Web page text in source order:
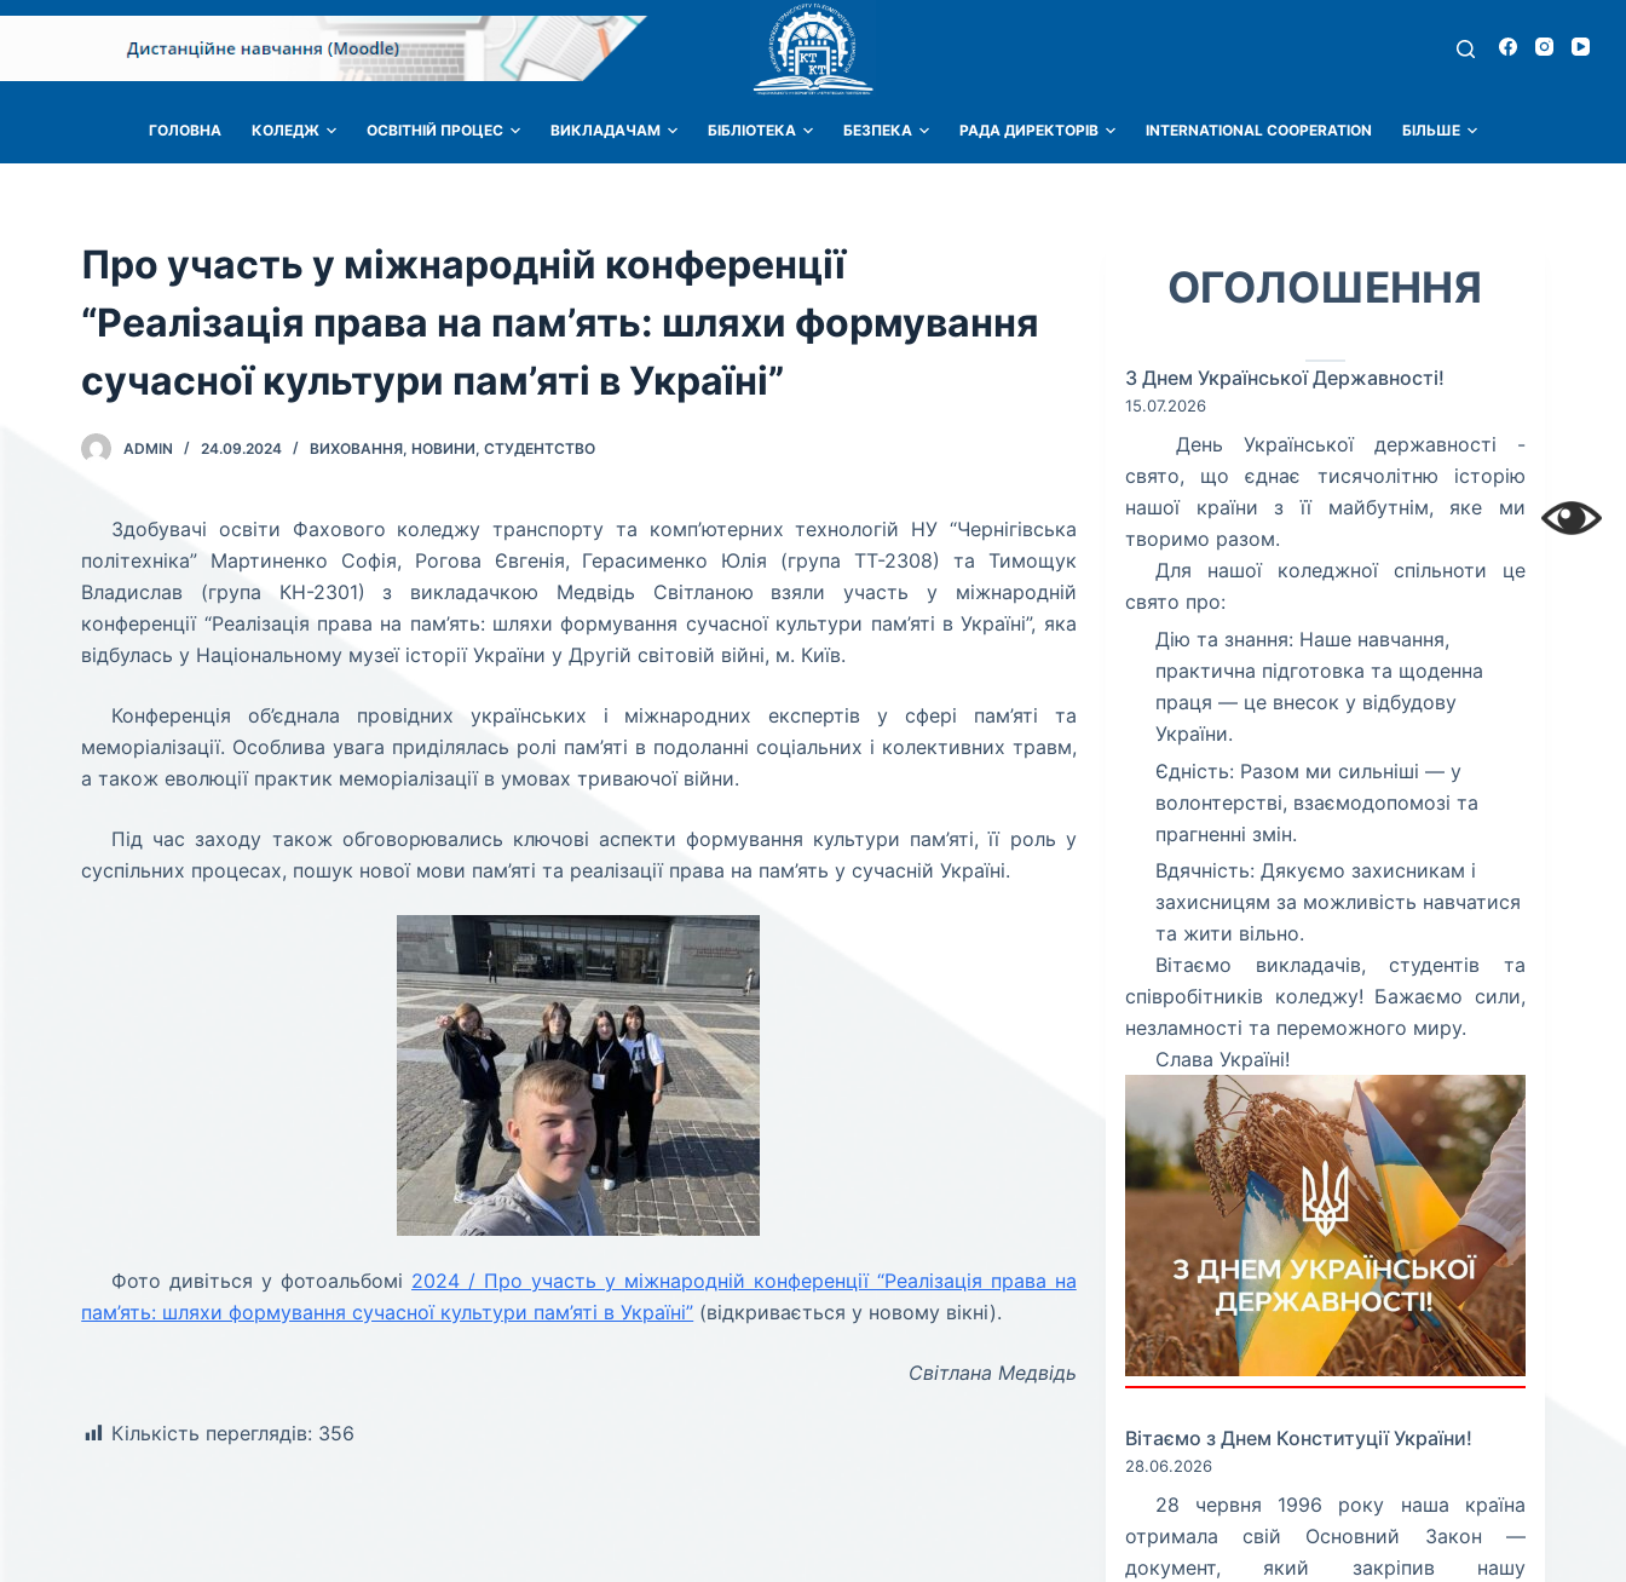
ГОЛОВНА КОЛЕДЖ ОСВІТНІЙ ПРОЦЕС ВИКЛАДАЧАМ БІБЛІОТЕКА БЕЗПЕКА РАДА ДИРЕКТОРІВ INTERNATIONAL COOPERATION БІЛЬШЕ
Про участь у міжнародній конференції
“Реалізація права на пам’ять: шляхи формування
сучасної культури пам’яті в Україні”
ADMIN 24.09.2024 ВИХОВАННЯ,НОВИНИ,СТУДЕНТСТВО
Здобувачі освіти Фахового коледжу транспорту та комп’ютерних технологій НУ “Чернігівська
політехніка” Мартиненко Софія, Рогова Євгенія, Герасименко Юлія (група ТТ-2308) та Тимощук
Владислав (група КН-2301) з викладачкою Медвідь Світланою взяли участь у міжнародній
конференції “Реалізація права на пам’ять: шляхи формування сучасної культури пам’яті в Україні”, яка
відбулась у Національному музеї історії України у Другій світовій війні, м. Київ.
Конференція об’єднала провідних українських і міжнародних експертів у сфері пам’яті та
меморіалізації. Особлива увага приділялась ролі пам’яті в подоланні соціальних і колективних травм,
а також еволюції практик меморіалізації в умовах триваючої війни.
Під час заходу також обговорювались ключові аспекти формування культури пам’яті, її роль у
суспільних процесах, пошук нової мови пам’яті та реалізації права на пам’ять у сучасній Україні.
Фото дивіться у фотоальбомі 2024 / Про участь у міжнародній конференції “Реалізація права на
пам’ять: шляхи формування сучасної культури пам’яті в Україні” (відкривається у новому вікні).
Світлана Медвідь
Кількість переглядів: 356
ОГОЛОШЕННЯ
З Днем Української Державності!
15.07.2026
​ День Української державності -
свято, що єднає тисячолітню історію
нашої країни з її майбутнім, яке ми
творимо разом.
​Для нашої коледжної спільноти це
свято про:
​Дію та знання: Наше навчання,
практична підготовка та щоденна
праця — це внесок у відбудову
України.
Єдність: Разом ми сильніші — у
волонтерстві, взаємодопомозі та
прагненні змін.
Вдячність: Дякуємо захисникам і
захисницям за можливість навчатися
та жити вільно.
​Вітаємо викладачів, студентів та
співробітників коледжу! Бажаємо сили,
незламності та переможного миру.
​Слава Україні!
Вітаємо з Днем Конституції України!
28.06.2026
​28 червня 1996 року наша країна
отримала свій Основний Закон —
документ, який закріпив нашу